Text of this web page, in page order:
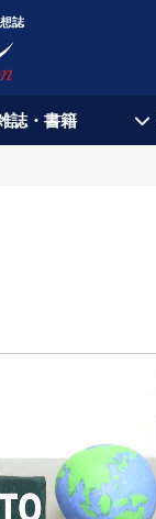
誌
誌・書籍